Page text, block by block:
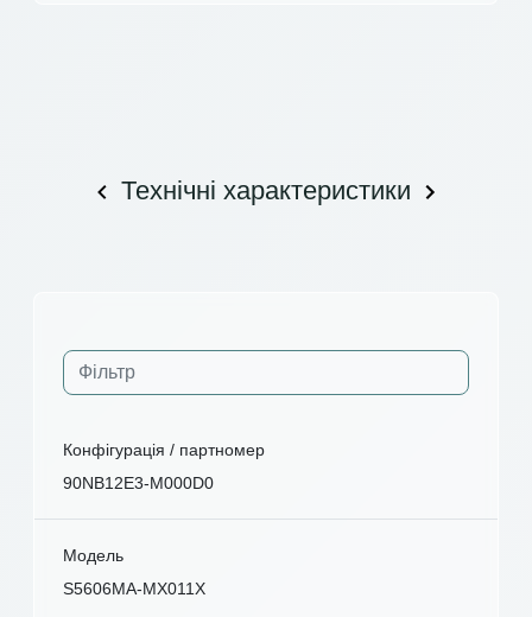
Технічні характеристики
Конфігурація / партномер
90NB12E3-M000D0
Модель
S5606MA-MX011X